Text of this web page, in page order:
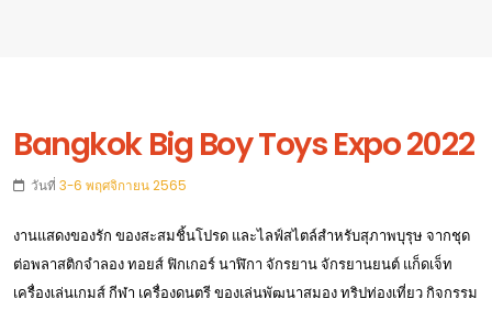
Bangkok Big Boy Toys Expo 2022
วันที่ 3-6 พฤศจิกายน 2565
งานแสดงของรัก ของสะสมชิ้นโปรด และไลฟ์สไตล์สำหรับสุภาพบุรุษ จากชุด
ต่อพลาสติกจำลอง ทอยส์ ฟิกเกอร์ นาฬิกา จักรยาน จักรยานยนต์ แก็ดเจ็ท
เครื่องเล่นเกมส์ กีฬา เครื่องดนตรี ของเล่นพัฒนาสมอง ทริปท่องเที่ยว กิจกรรม